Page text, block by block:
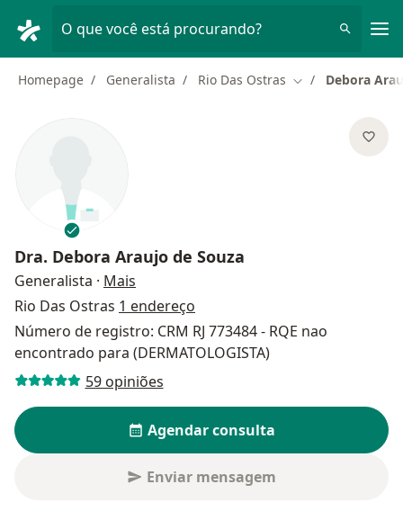
O que você está procurando?
Homepage Generalista Rio Das Ostras Mudar de cidade
Debora
Dra. Debora Araujo de Souza
Generalista · Mais
Rio Das Ostras 1 endereço
Número de registro: CRM RJ 773484 - RQE nao
encontrado para (DERMATOLOGISTA)
59 opiniões
Agendar consulta
Enviar mensagem